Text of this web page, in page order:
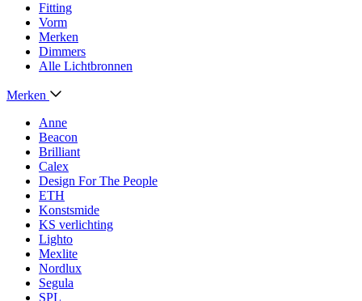
Fitting
Vorm
Merken
Dimmers
Alle Lichtbronnen
Merken
Anne
Beacon
Brilliant
Calex
Design For The People
ETH
Konstsmide
KS verlichting
Lighto
Mexlite
Nordlux
Segula
SPL